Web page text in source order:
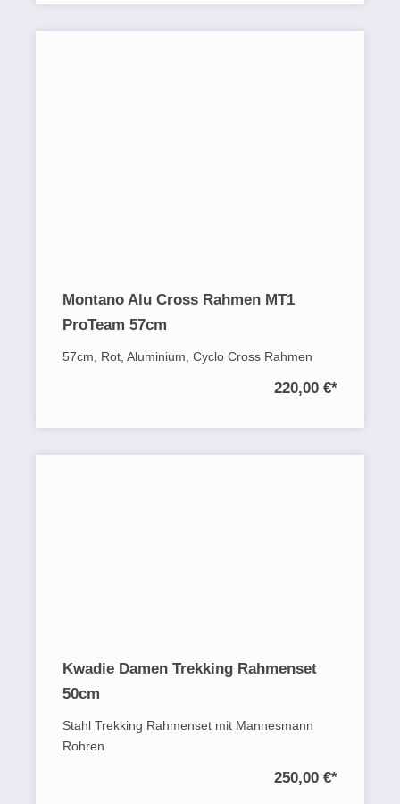
Montano Alu Cross Rahmen MT1
ProTeam 57cm
57cm, Rot, Aluminium, Cyclo Cross Rahmen
220,00 €*
Kwadie Damen Trekking Rahmenset
50cm
Stahl Trekking Rahmenset mit Mannesmann
Rohren
250,00 €*